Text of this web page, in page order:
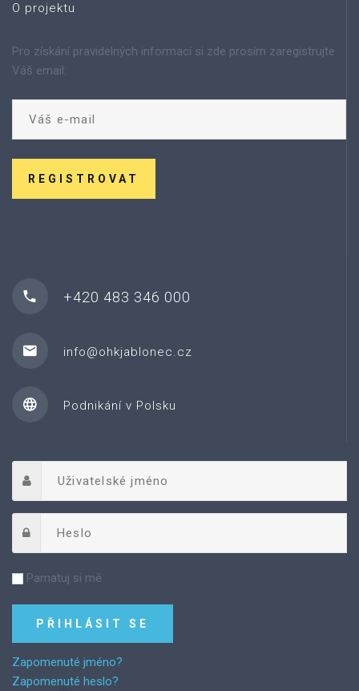
O projektu
Pro získání pravidelných informací si zde prosím zaregistrujte
Váš email:
REGISTROVAT
+420 483 346 000
info@ohkjablonec.cz
Podnikání v Polsku
Pamatuj si mě
Zapomenuté jméno?
Zapomenuté heslo?